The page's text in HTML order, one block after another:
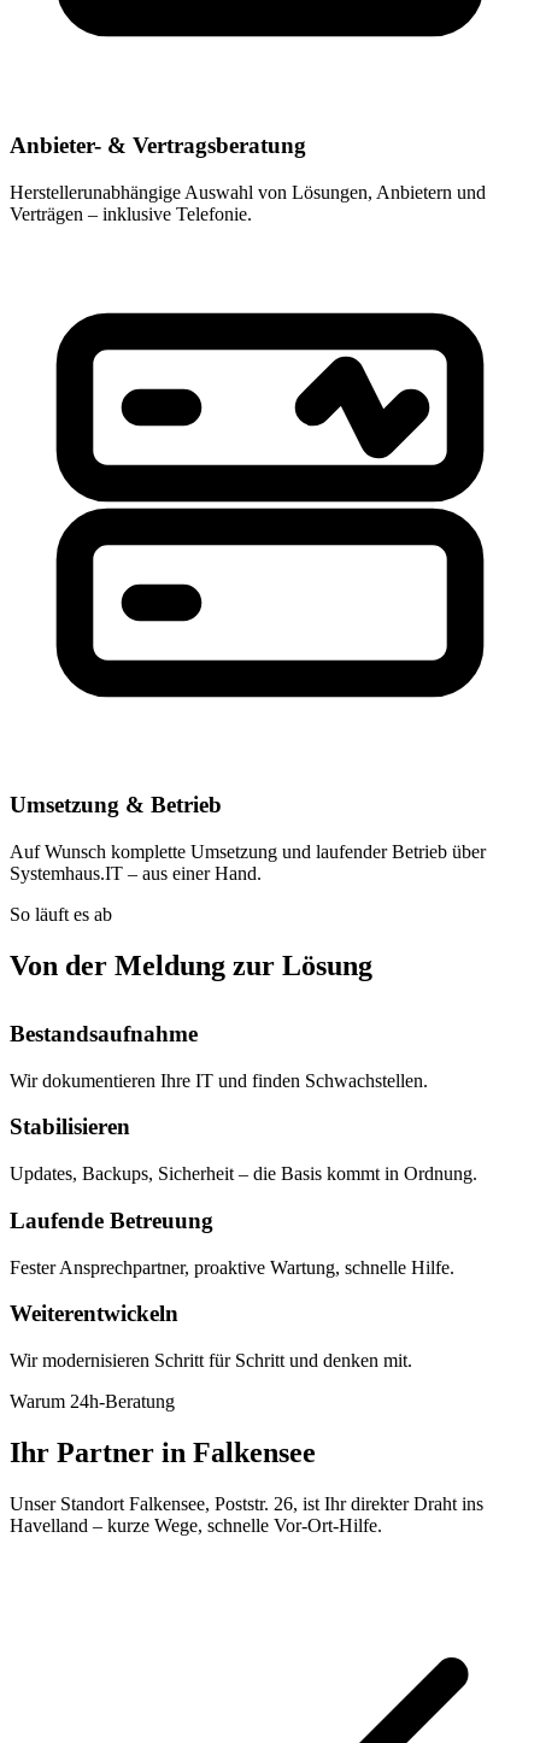
Anbieter- & Vertragsberatung
Herstellerunabhängige Auswahl von Lösungen, Anbietern und
Verträgen – inklusive Telefonie.
Umsetzung & Betrieb
Auf Wunsch komplette Umsetzung und laufender Betrieb über
Systemhaus.IT – aus einer Hand.
So läuft es ab
Von der Meldung zur Lösung
Bestandsaufnahme
Wir dokumentieren Ihre IT und finden Schwachstellen.
Stabilisieren
Updates, Backups, Sicherheit – die Basis kommt in Ordnung.
Laufende Betreuung
Fester Ansprechpartner, proaktive Wartung, schnelle Hilfe.
Weiterentwickeln
Wir modernisieren Schritt für Schritt und denken mit.
Warum 24h-Beratung
Ihr Partner in Falkensee
Unser Standort Falkensee, Poststr. 26, ist Ihr direkter Draht ins
Havelland – kurze Wege, schnelle Vor-Ort-Hilfe.